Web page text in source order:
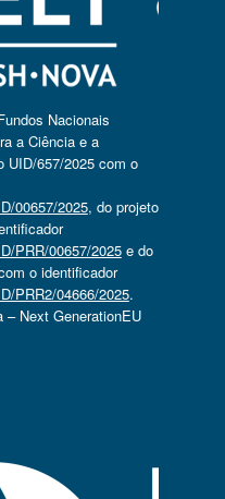
Nacionais
a Ciência e a
UID/657/2025 com o
00657/2025, do projeto
PRR/00657/2025e do
o identificador
PRR2/04666/2025.
– Next GenerationEU